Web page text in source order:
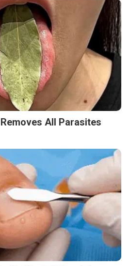
All Parasites